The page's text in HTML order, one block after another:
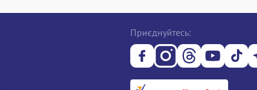
Приєднуйтесь: